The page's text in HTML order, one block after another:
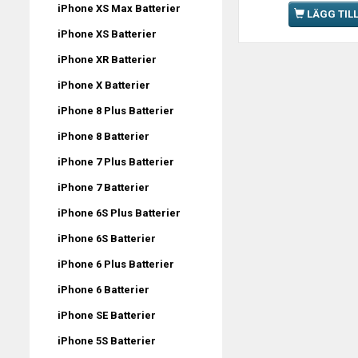
iPhone XS Max Batterier
iPhone XS Batterier
iPhone XR Batterier
iPhone X Batterier
iPhone 8 Plus Batterier
iPhone 8 Batterier
iPhone 7 Plus Batterier
iPhone 7 Batterier
iPhone 6S Plus Batterier
iPhone 6S Batterier
iPhone 6 Plus Batterier
iPhone 6 Batterier
iPhone SE Batterier
iPhone 5S Batterier
LÄGG